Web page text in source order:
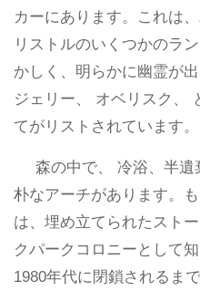
カーにあります。これは
リストルのいくつかのラ
かしく、明らかに幽霊が
ジェリー、 オベリスク、
てがリストされています。
森の中で、 冷浴、半
朴なアーチがあります。
は、埋め立てられたスト
クパークコロニーとして
1980年代に閉鎖されるま